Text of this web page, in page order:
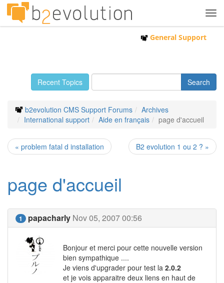
General Support
Recent Topics
b2evolution CMS Support Forums
Archives
International support
Aide en français page d'accueil
« problem fatal d installation B2 evolution 1 ou 2 ? »
page d'accueil
1 papacharly Nov 05, 2007 00:56
Bonjour et merci pour cette nouvelle version
bien sympathique ....
Je viens d'upgrader pour test la 2.0.2
et je vois apparaitre deux liens en haut de